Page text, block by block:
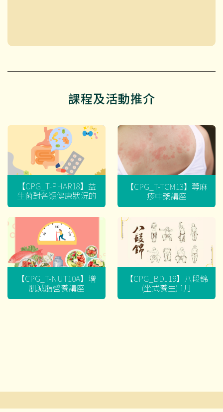
課程及活動推介
【CPG_T-PHAR18】益
生菌對各類健康狀況的
迷思
【CPG_T-TCM13】蕁麻
疹中藥講座
【CPG_T-NUT10A】增
肌減脂營養講座
【CPG_BDJ19】八段錦
(坐式養生) 1月